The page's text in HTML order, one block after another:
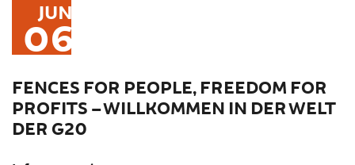
JUN
06
FENCES FOR PEOPLE, FREEDOM FOR
PROFITS – WILLKOMMEN IN DER WELT
DER G20